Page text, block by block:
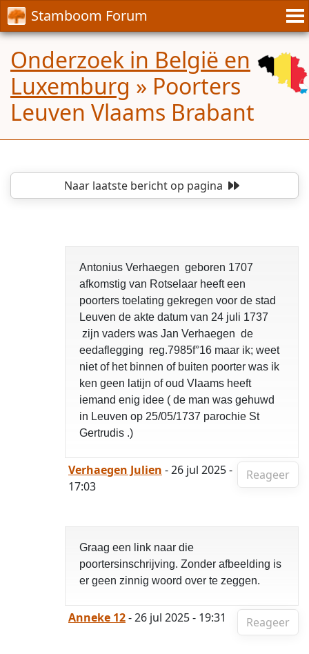
Stamboom Forum
Onderzoek in België en
Luxemburg » Poorters
Leuven Vlaams Brabant
Naar laatste berichtop pagina
Antonius Verhaegen geboren 1707
afkomstig van Rotselaar heeft een
poorters toelating gekregen voor de stad
Leuven de akte datum van 24 juli 1737
zijn vaders was Jan Verhaegen de
eedaflegging reg.7985f°16 maar ik; weet
niet of het binnen of buiten poorter was ik
ken geen latijn of oud Vlaams heeft
iemand enig idee ( de man was gehuwd
in Leuven op 25/05/1737 parochie St
Gertrudis .)
Reageer
Verhaegen Julien - 26 jul 2025 -
17:03
Graag een link naar die
poortersinschrijving. Zonder afbeelding is
er geen zinnig woord over te zeggen.
Reageer
Anneke 12- 26 jul 2025 - 19:31